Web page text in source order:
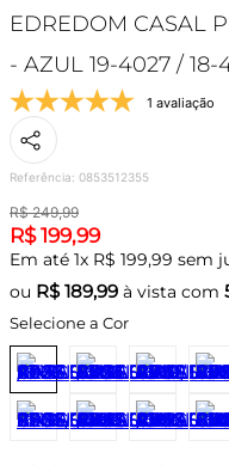
EDREDOM CASAL
- AZUL 19-4027 / 18-
1 avaliação
Referência: 0853512355
R$ 249,99
R$ 199,99
Em até 1x R$ 199,99 sem
ou R$ 189,99 à vista com
Selecione a Cor